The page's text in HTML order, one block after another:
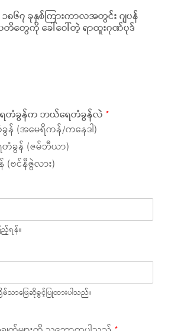
၈၆၇ ခုနှစ်ကြားကာလအတွင်း ဂျပန်
တိတွေကို ခေါ်ဝေါ်တဲ့ ရာထူးဂုဏ်ပုဒ်
ရေတံခွန်က ဘယ်ရေတံခွန်လဲ *
န် (အမေရိကန်/ကနေဒါ)
တံခွန် (ဇမ်ဘီယာ)
(ဗင်နီဇွဲလား)
ရန်။
ာဖြေဆိုခွင့်ပြုထားပါသည်။